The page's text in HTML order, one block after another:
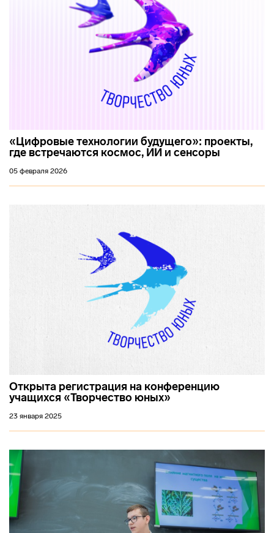
«Цифровые технологии будущего»: проекты,
где встречаются космос, ИИ и сенсоры
05 февраля 2026
Открыта регистрация на конференцию
учащихся «Творчество юных»
23 января 2025